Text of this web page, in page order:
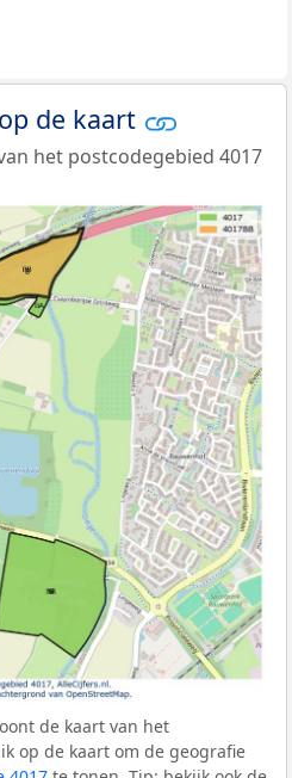
de kaart
het postcodegebied 4017
de kaart van het
op de kaart om de geografie